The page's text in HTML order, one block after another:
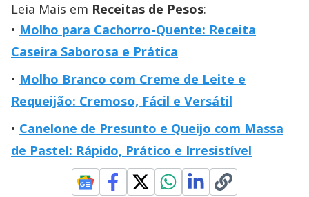
Leia Mais em Receitas de Pesos:
Molho para Cachorro-Quente: Receita
Caseira Saborosa e Prática
Molho Branco com Creme de Leite e
Requeijão: Cremoso, Fácil e Versátil
Canelone de Presunto e Queijo com Massa
de Pastel: Rápido, Prático e Irresistível